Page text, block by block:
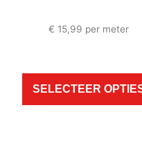
€ 15,99 per meter